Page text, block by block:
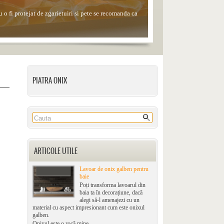
fi protejat de zgarietuiri si pete se recomanda ca
alcoolul sau solutiile de curatare din comert.
PIATRA ONIX
ARTICOLE UTILE
Lavoar de onix galben pentru
baie
Poți transforma lavoarul din
baia ta în decorațiune, dacă
alegi să-l amenajezi cu un
material cu aspect impresionant cum este onixul
galben.